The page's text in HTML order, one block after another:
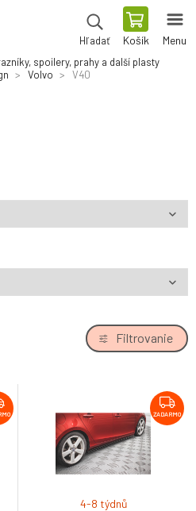
Hľadať Košík Menu
spoilery, prahy a další plasty
Volvo V40
Filtrovanie
ZADARMO
4-8 týdnů